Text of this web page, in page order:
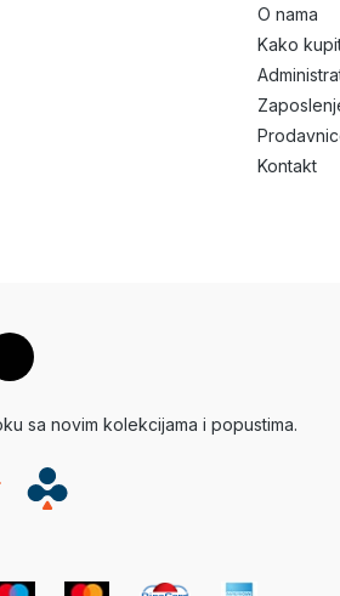
O nama
Kako
Kontakt
sa novim kolekcijama i popustima.